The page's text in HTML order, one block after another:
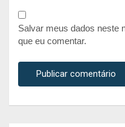
Salvar meus dados neste
que eu comentar.